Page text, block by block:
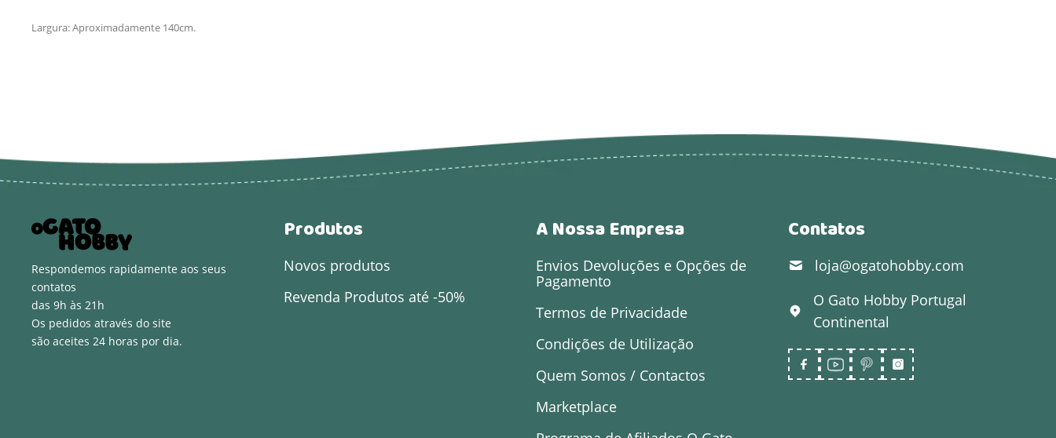
Largura: Aproximadamente 140cm.
Respondemos rapidamente aos seus
contatos
das 9h às 21h
Os pedidos através do site
são aceites 24 horas por dia.
Produtos
Novos produtos
Revenda Produtos até -50%
A Nossa Empresa
Envios Devoluções e Opções de
Pagamento
Termos de Privacidade
Condições de Utilização
Quem Somos / Contactos
Marketplace
Contatos
loja@ogatohobby.com
O Gato Hobby Portugal
Continental